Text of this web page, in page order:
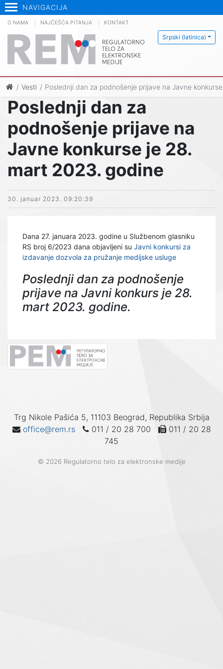
NAVIGACIJA
Srpski (latinica)
O NAMA NAJČEŠĆA PITANJA KONTAKT
Vesti Poslednji dan za podnošenje prijave na Javne
Poslednji dan za
podnošenje prijave na
Javne konkurse je 28.
mart 2023. godine
30. januar 2023. 09:20:39
Dana 27. januara 2023. godine u Službenom glasniku
RS broj 6/2023 dana objavljeni su Javni konkursi za
izdavanje dozvola za pružanje medijske usluge
Poslednji dan za podnošenje
prijave na Javni konkurs je 28.
mart 2023. godine.
Trg Nikole Pašića 5, 11103 Beograd, Republika Srbija
office@rem.rs
011 / 20 28 700
011 / 20 28
745
© 2026 Regulatorno telo za elektronske medije